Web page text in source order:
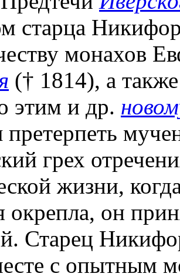
старца
монахов
(† 1814), а
этим и др.
грех
жизни,
окрепла, он
Старец
с опытным